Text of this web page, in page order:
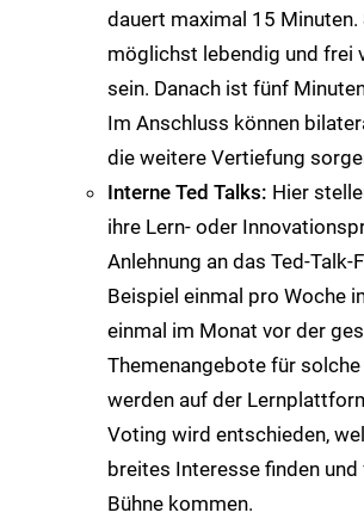
dauert maximal 15 Minuten.
möglichst lebendig und frei
sein. Danach ist fünf
Im Anschluss können
die weitere Vertiefung
Interne Ted Talks: Hier
ihre Lern- oder
Anlehnung an das Ted-Talk-
Beispiel einmal pro Woche
einmal im Monat vor der
Themenangebote für
werden auf der
Voting wird entschieden,
breites Interesse finden
Bühne kommen.